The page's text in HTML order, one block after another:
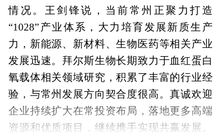
情况。王剑锋说，当前常州正聚力打造
“1028”产业体系，大力培育发展新质生产
力，新能源、新材料、生物医药等相关产业
发展迅速。拜尔斯生物长期致力于血红蛋白
氧载体相关领域研究，积累了丰富的行业经
验，与常州发展方向契合度很高。真诚欢迎
企业持续扩大在常投资布局，落地更多高端
资源和优质项目，继续携手实现共赢发展。